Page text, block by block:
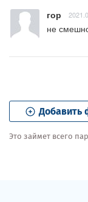
гор
не
Добавить
Это займет всего